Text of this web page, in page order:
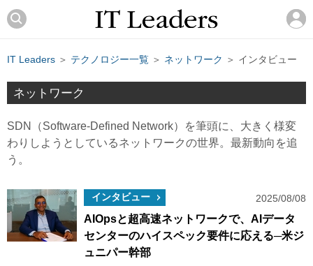
IT Leaders ＞ テクノロジー一覧 ＞ ネットワーク ＞ インタビュー
ネットワーク
SDN（Software-Defined Network）を筆頭に、大きく様変
わりしようとしているネットワークの世界。最新動向を追
う。
インタビュー 2025/08/08
AIOpsと超高速ネットワークで、AIデータ
センターのハイスペック要件に応える─米ジ
ュニパー幹部